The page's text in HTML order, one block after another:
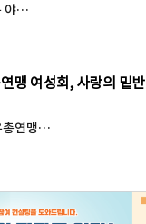
야…
맹 여성회, 사랑의 밑반
총연맹…